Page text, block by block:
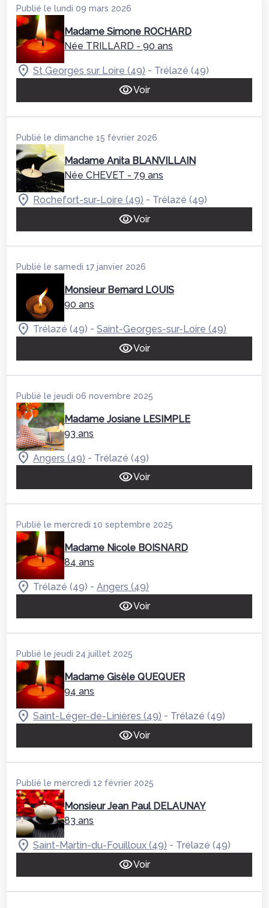
Publié le lundi 09 mars 2026
Madame Simone ROCHARD
Née TRILLARD - 90 ans
St Georges sur Loire (49) - Trélazé (49)
Voir
Publié le dimanche 15 février 2026
Madame Anita BLANVILLAIN
Née CHEVET - 79 ans
Rochefort-sur-Loire (49) - Trélazé (49)
Voir
Publié le samedi 17 janvier 2026
Monsieur Bernard LOUIS
90 ans
Trélazé (49) -Saint-Georges-sur-Loire (49)
Voir
Publié le jeudi 06 novembre 2025
Madame Josiane LESIMPLE
93 ans
Angers (49) - Trélazé (49)
Voir
Publié le mercredi 10 septembre 2025
Madame Nicole BOISNARD
84 ans
Trélazé (49) -Angers (49)
Voir
Publié le jeudi 24 juillet 2025
Madame Gisèle QUEQUER
94 ans
Saint-Léger-de-Linières (49) - Trélazé (49)
Voir
Publié le mercredi 12 février 2025
Monsieur Jean Paul DELAUNAY
83 ans
Saint-Martin-du-Fouilloux (49) - Trélazé (49)
Voir